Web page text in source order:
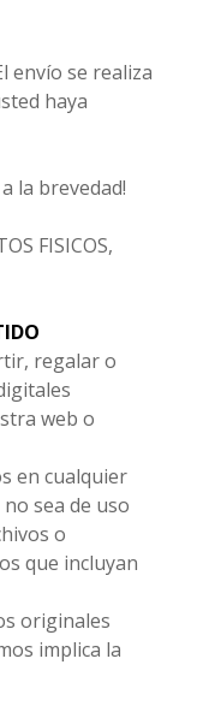
envío se realiza
haya
la brevedad!
FISICOS,
regalar o
web o
en cualquier
sea de uso
o
que incluyan
originales
implica la